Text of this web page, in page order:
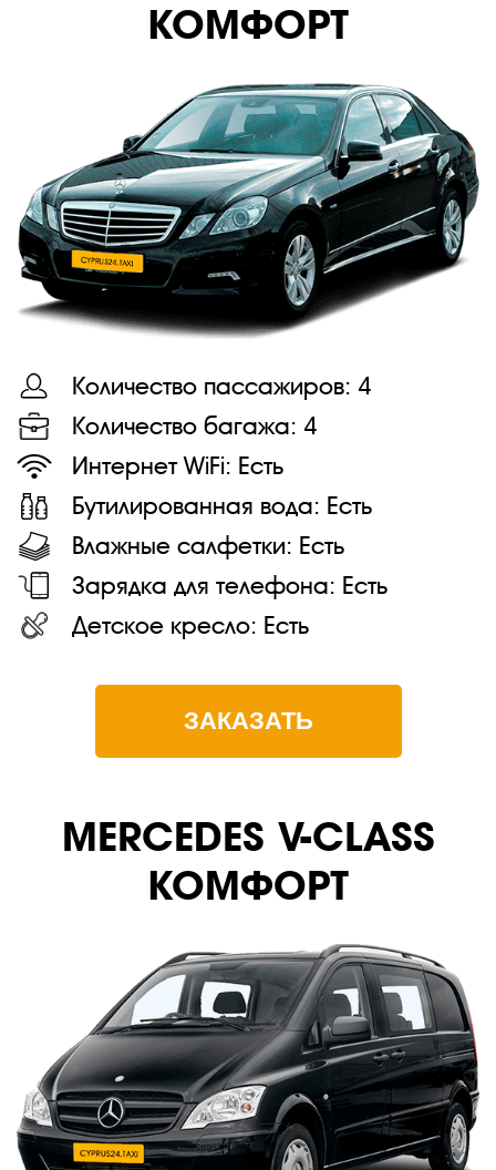
ЗАКАЗАТЬ
КОМФОРТ
Количество пассажиров: 4
Количество багажа: 4
Интернет WiFi: Есть
Бутилированная вода: Есть
Влажные салфетки: Есть
Зарядка для телефона: Есть
Детское кресло: Есть
MERСEDES V-CLASS
КОМФОРТ